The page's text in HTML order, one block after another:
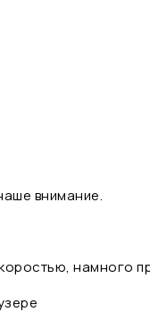
внимание.